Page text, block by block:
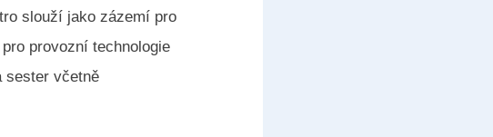
slouží jako zázemí pro
provozní technologie
sester včetně